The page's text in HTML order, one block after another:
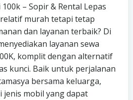
– Sopir & Rental Lepas
murah tetapi tetap
dan layanan terbaik? Di
layanan sewa
komplit dengan alternatif
kunci. Baik untuk perjalanan
bersama keluarga,
jenis mobil yang dapat